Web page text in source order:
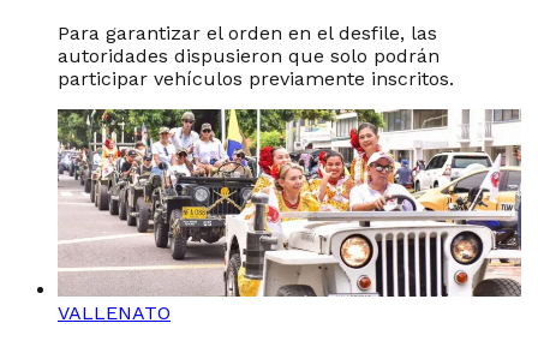
Para garantizar el orden en el desfile, las
autoridades dispusieron que solo podrán
participar vehículos previamente inscritos.
VALLENATO